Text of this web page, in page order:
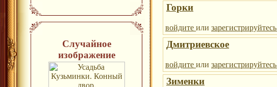
Случайное
изображение
Горки
войдите или зарегистрируйтесь
Дмитриевское
войдите или зарегистрируйтесь
Зименки